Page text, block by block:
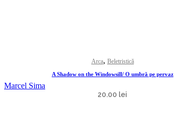
Arca, Beletristică
A Shadow on the Windowsill/ O umbră pe pervaz
Marcel Sima
20.00 lei